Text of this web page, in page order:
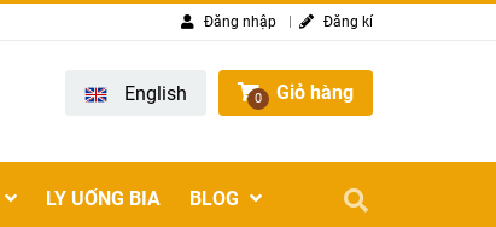
Đăng nhập Đăng kí
English 0 Giỏ hàng
LY UỐNG BIA BLOG